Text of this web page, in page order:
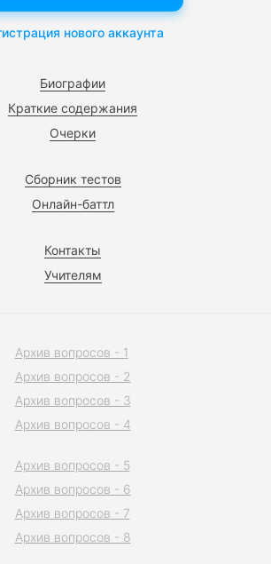
Биографии
Краткие содержания
Очерки
Сборник тестов
Онлайн-баттл
Контакты
Учителям
нового аккаунта
Архив вопросов - 1
Архив вопросов - 2
Архив вопросов - 3
Архив вопросов - 4
Архив вопросов - 5
Архив вопросов - 6
Архив вопросов - 7
Архив вопросов - 8